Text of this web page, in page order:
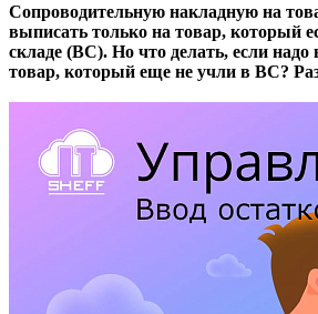
Сопроводительную накладную на
выписать только на товар, который
складе (ВС). Но что делать, если
товар, который еще не учли в ВС?